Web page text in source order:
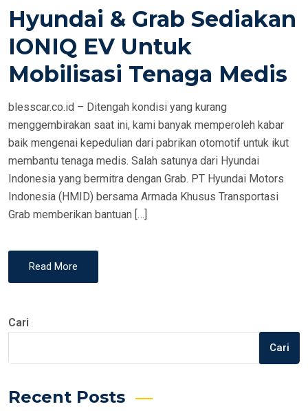
S
E
D
N
Hyundai & Grab Sediakan
IONIQ EV Untuk
Mobilisasi Tenaga Medis
blesscar.co.id – Ditengah kondisi yang kurang
menggembirakan saat ini, kami banyak memperoleh kabar
baik mengenai kepedulian dari pabrikan otomotif untuk ikut
membantu tenaga medis. Salah satunya dari Hyundai
Indonesia yang bermitra dengan Grab. PT Hyundai Motors
Indonesia (HMID) bersama Armada Khusus Transportasi
Grab memberikan bantuan […]
Read More
Cari
Cari
Recent Posts